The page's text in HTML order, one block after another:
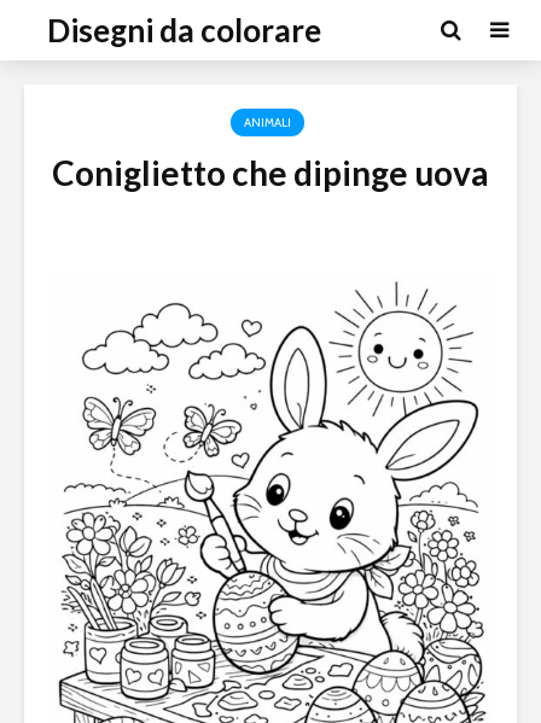
Disegni da colorare
ANIMALI
Coniglietto che dipinge uova